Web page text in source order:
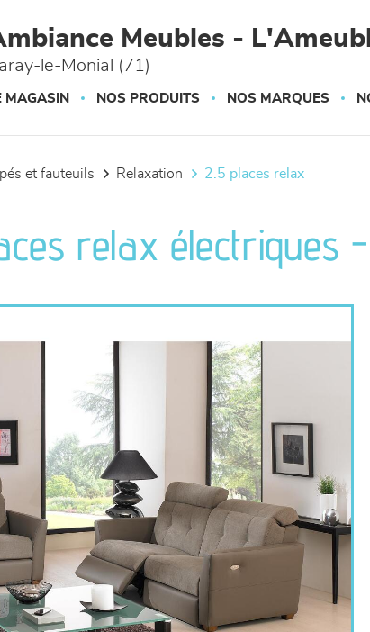
Meubles -
le-Monial (71)
MAGASIN NOS PRODUITS NOS MARQUES
et fauteuils relaxation 2.5 places relax
relax électriques